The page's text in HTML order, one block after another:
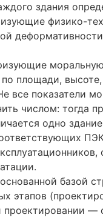
здания
физико-
моральную
площади,
все показатели
числом: тогда
одно
базой
этапов